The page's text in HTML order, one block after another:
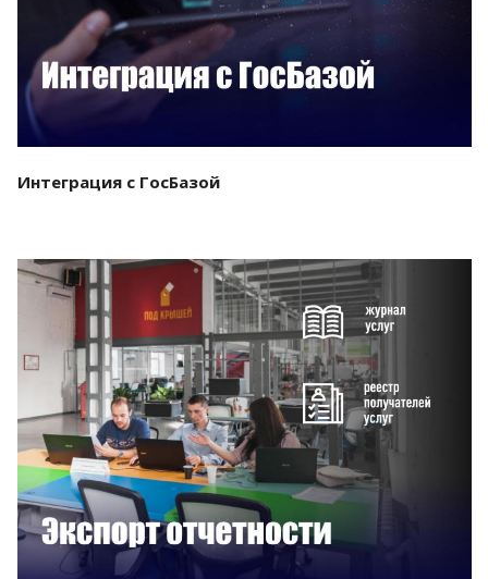
Интеграция с ГосБазой
Смотреть проект